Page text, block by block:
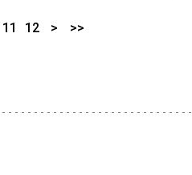
11 12 > >>